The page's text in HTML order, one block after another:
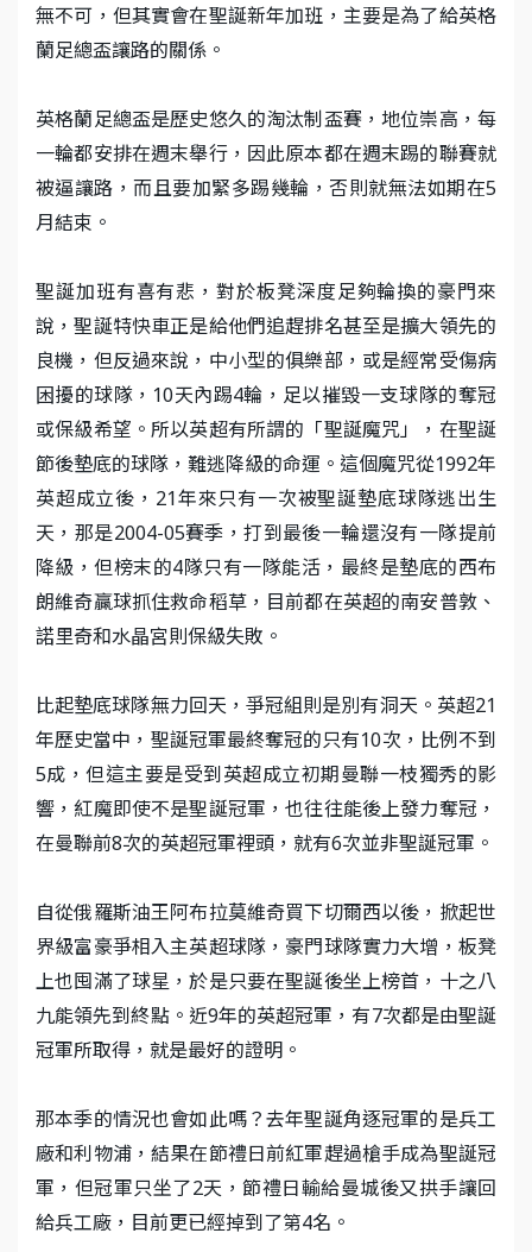
無不可，但其實會在聖誕新年加班，主要是為了給英格
蘭足總盃讓路的關係。
英格蘭足總盃是歷史悠久的淘汰制盃賽，地位崇高，每
一輪都安排在週末舉行，因此原本都在週末踢的聯賽就
被逼讓路，而且要加緊多踢幾輪，否則就無法如期在5
月結束。
聖誕加班有喜有悲，對於板凳深度足夠輪換的豪門來
說，聖誕特快車正是給他們追趕排名甚至是擴大領先的
良機，但反過來說，中小型的俱樂部，或是經常受傷病
困擾的球隊，10天內踢4輪，足以摧毀一支球隊的奪冠
或保級希望。所以英超有所謂的「聖誕魔咒」，在聖誕
節後墊底的球隊，難逃降級的命運。這個魔咒從1992年
英超成立後，21年來只有一次被聖誕墊底球隊逃出生
天，那是2004-05賽季，打到最後一輪還沒有一隊提前
降級，但榜末的4隊只有一隊能活，最終是墊底的西布
朗維奇贏球抓住救命稻草，目前都在英超的南安普敦、
諾里奇和水晶宮則保級失敗。
比起墊底球隊無力回天，爭冠組則是別有洞天。英超21
年歷史當中，聖誕冠軍最終奪冠的只有10次，比例不到
5成，但這主要是受到英超成立初期曼聯一枝獨秀的影
響，紅魔即使不是聖誕冠軍，也往往能後上發力奪冠，
在曼聯前8次的英超冠軍裡頭，就有6次並非聖誕冠軍。
自從俄羅斯油王阿布拉莫維奇買下切爾西以後，掀起世
界級富豪爭相入主英超球隊，豪門球隊實力大增，板凳
上也囤滿了球星，於是只要在聖誕後坐上榜首，十之八
九能領先到終點。近9年的英超冠軍，有7次都是由聖誕
冠軍所取得，就是最好的證明。
那本季的情況也會如此嗎？去年聖誕角逐冠軍的是兵工
廠和利物浦，結果在節禮日前紅軍趕過槍手成為聖誕冠
軍，但冠軍只坐了2天，節禮日輸給曼城後又拱手讓回
給兵工廠，目前更已經掉到了第4名。